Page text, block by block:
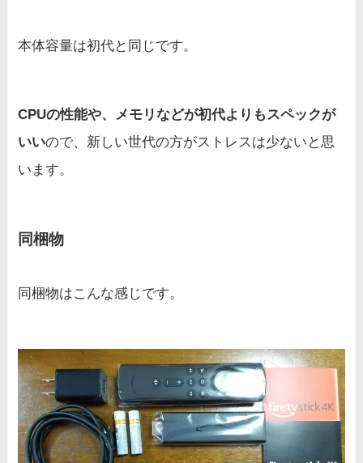
本体容量は初代と同じです。
CPUの性能や、メモリなどが初代よりもスペックが
いいので、新しい世代の方がストレスは少ないと思
います。
同梱物
同梱物はこんな感じです。